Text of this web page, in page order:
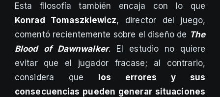
Esta filosofía también encaja con lo que
Konrad Tomaszkiewicz, director del juego,
comentó recientemente sobre el diseño de The
Blood of Dawnwalker. El estudio no quiere
evitar que el jugador fracase; al contrario,
considera que los errores y sus
consecuencias pueden generar situaciones